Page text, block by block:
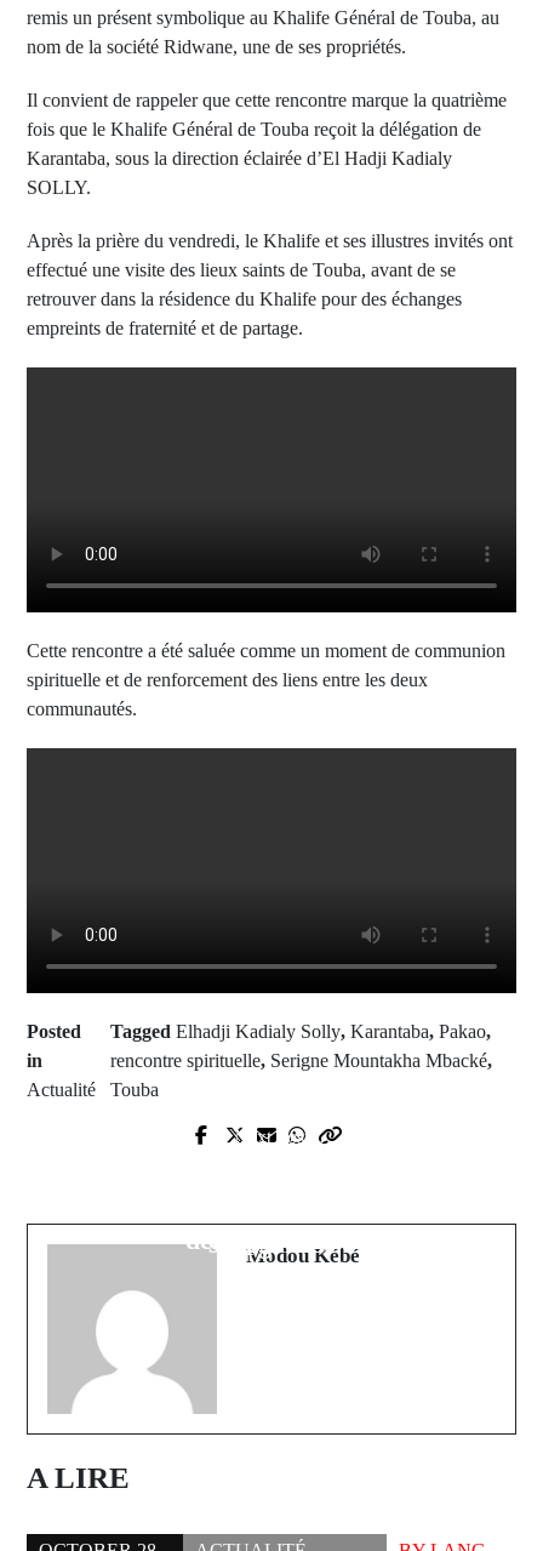
remis un présent symbolique au Khalife Général de Touba, au
nom de la société Ridwane, une de ses propriétés.
Il convient de rappeler que cette rencontre marque la quatrième
fois que le Khalife Général de Touba reçoit la délégation de
Karantaba, sous la direction éclairée d’El Hadji Kadialy
SOLLY.
Après la prière du vendredi, le Khalife et ses illustres invités ont
effectué une visite des lieux saints de Touba, avant de se
retrouver dans la résidence du Khalife pour des échanges
empreints de fraternité et de partage.
Cette rencontre a été saluée comme un moment de communion
spirituelle et de renforcement des liens entre les deux
communautés.
Posted
in
Actualité
TaggedElhadji Kadialy Solly,Karantaba,Pakao,
rencontre spirituelle, Serigne Mountakha Mbacké,
Touba
Scandale "Karaté Gate" :
sénégalaise
Next Post
défis persistent
Modou Kébé
A LIRE